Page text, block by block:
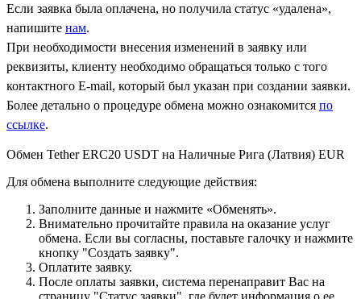
Если заявка была оплачена, но получила статус «удалена»,
напишите нам.
При необходимости внесения изменений в заявку или
реквизиты, клиенту необходимо обращаться только с того
контактного Е-mail, который был указан при создании заявки.
Более детально о процедуре обмена можно ознакомится по
ссылке.
Обмен Tether ERC20 USDT на Наличные Рига (Латвия) EUR
Для обмена выполните следующие действия:
Заполните данные и нажмите «Обменять».
Внимательно прочитайте правила на оказание услуг
обмена. Если вы согласны, поставьте галочку и нажмите
кнопку "Создать заявку".
Оплатите заявку.
После оплаты заявки, система перенаправит Вас на
страницу "Статус заявки", где будет информация о ее